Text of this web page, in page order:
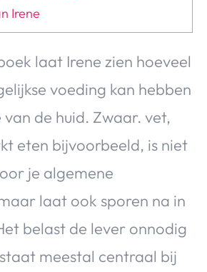
Irene
laat Irene zien hoeveel
voeding kan hebben
de huid. Zwaar. vet,
eten bijvoorbeeld, is niet
je algemene
laat ook sporen na in
belast de lever onnodig
meestal centraal bij